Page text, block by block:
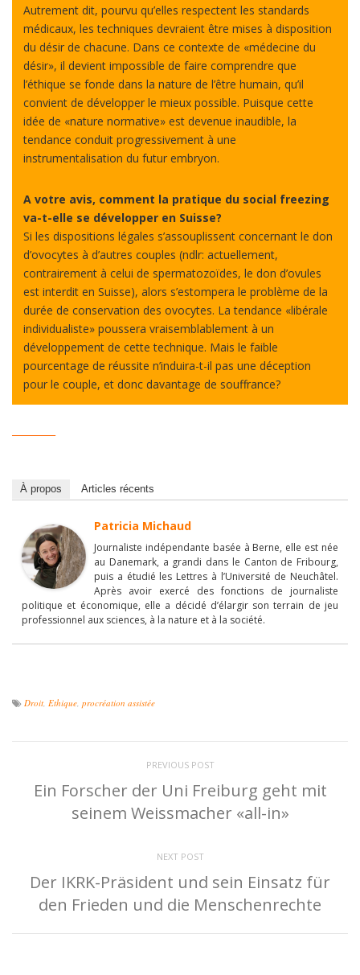
Autrement dit, pourvu qu’elles respectent les standards
médicaux, les techniques devraient être mises à disposition
du désir de chacune. Dans ce contexte de «médecine du
désir», il devient impossible de faire comprendre que
l’éthique se fonde dans la nature de l’être humain, qu’il
convient de développer le mieux possible. Puisque cette
idée de «nature normative» est devenue inaudible, la
tendance conduit progressivement à une
instrumentalisation du futur embryon.
A votre avis, comment la pratique du social freezing
va-t-elle se développer en Suisse?
Si les dispositions légales s’assouplissent concernant le don
d’ovocytes à d’autres couples (ndlr: actuellement,
contrairement à celui de spermatozoïdes, le don d’ovules
est interdit en Suisse), alors s’estompera le problème de la
durée de conservation des ovocytes. La tendance «libérale
individualiste» poussera vraisemblablement à un
développement de cette technique. Mais le faible
pourcentage de réussite n’induira-t-il pas une déception
pour le couple, et donc davantage de souffrance?
À propos Articles récents
Patricia Michaud
Journaliste indépendante basée à Berne, elle est née
au Danemark, a grandi dans le Canton de Fribourg,
puis a étudié les Lettres à l’Université de Neuchâtel.
Après avoir exercé des fonctions de journaliste
politique et économique, elle a décidé d’élargir son terrain de jeu
professionnel aux sciences, à la nature et à la société.
Droit Ethique procréation assistée
PREVIOUS POST
Ein Forscher der Uni Freiburg geht mit
seinem Weissmacher «all-in»
NEXT POST
Der IKRK-Präsident und sein Einsatz für
den Frieden und die Menschenrechte